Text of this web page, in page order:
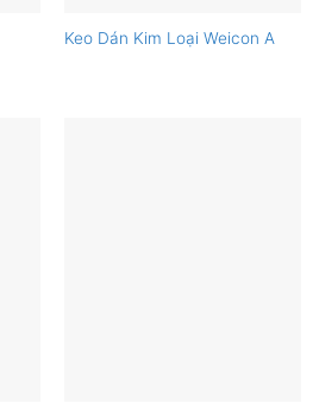
Keo Dán Kim Loại Weicon A